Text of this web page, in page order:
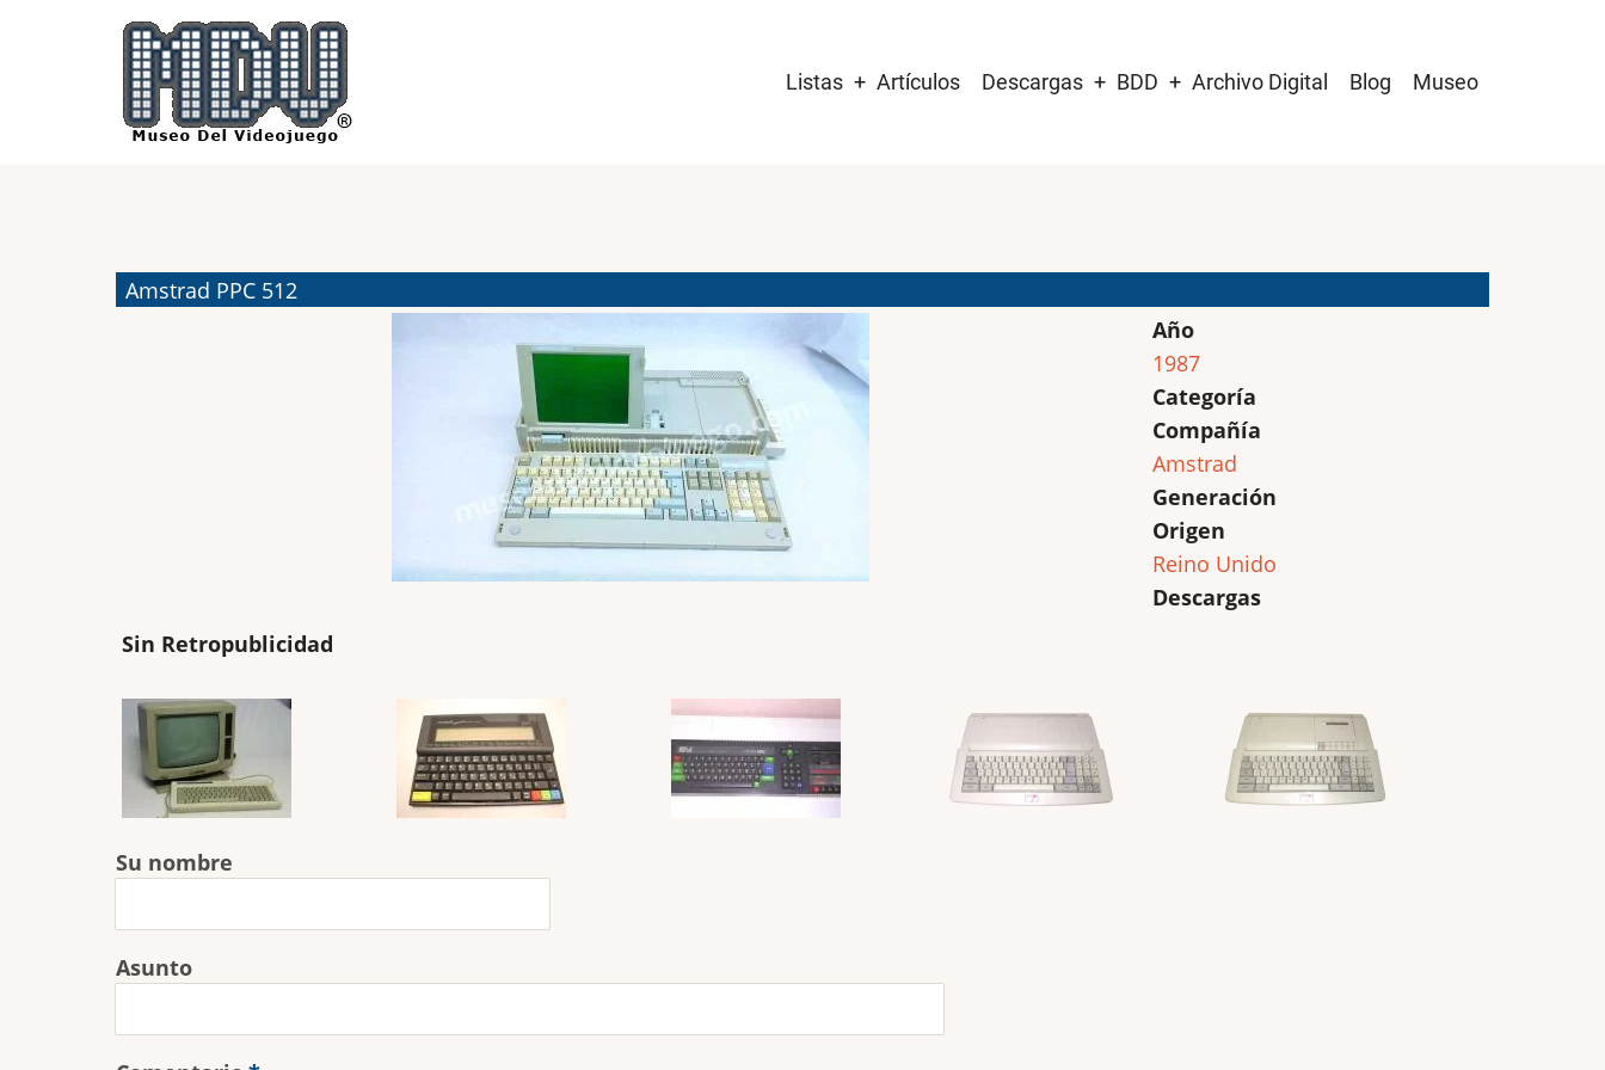
navigation
Listas Artículos Descargas BDD Archivo Digital Blog Museo
Amstrad PPC 512
Año
1987
Categoría
Compañía
Amstrad
Generación
Origen
Reino Unido
Descargas
Sin Retropublicidad
Su nombre
Asunto